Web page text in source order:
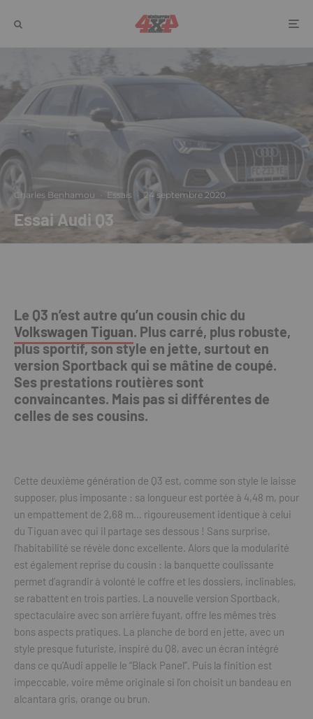
Charles Benhamou · Essais · 24 septembre 2020
Essai Audi Q3
Le Q3 n’est autre qu’un cousin chic du
Volkswagen Tiguan. Plus carré, plus robuste,
plus sportif, son style en jette, surtout en
version Sportback qui se mâtine de coupé.
Ses prestations routières sont
convaincantes. Mais pas si différentes de
celles de ses cousins.
Cette deuxième génération de Q3 est, comme son style le laisse
supposer, plus imposante : sa longueur est portée à 4,48 m, pour
un empattement de 2,68 m… rigoureusement identique à celui
du Tiguan avec qui il partage ses dessous ! Sans surprise,
l’habitabilité se révèle donc excellente. Alors que la modularité
est également reprise du cousin : la banquette coulissante
permet d’agrandir à volonté le coffre et les dossiers, inclinables,
se rabattent en trois parties. La nouvelle version Sportback,
spectaculaire avec son arrière fuyant, offre les mêmes très
bons aspects pratiques. La planche de bord en jette, avec un
style presque futuriste, inspiré du Q8, avec un écran intégré
dans ce qu’Audi appelle le “Black Panel”. Puis la finition est
impeccable, voire même originale si l’on choisit un bandeau en
alcantara gris, orange ou brun.